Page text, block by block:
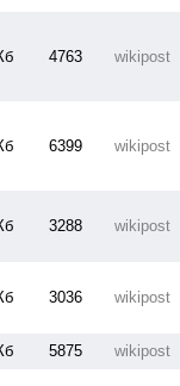
4763 wikipost
6399 wikipost
3288 wikipost
3036 wikipost
5875 wikipost